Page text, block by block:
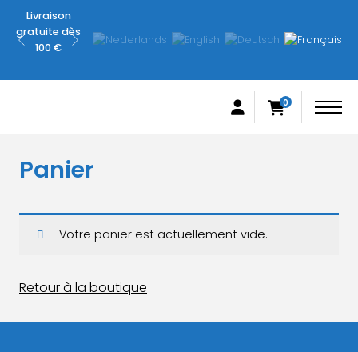
Livraison
gratuite dès
100 €
jours
satisfait ?
Remboursé
0
Panier
Votre panier est actuellement vide.
Retour à la boutique